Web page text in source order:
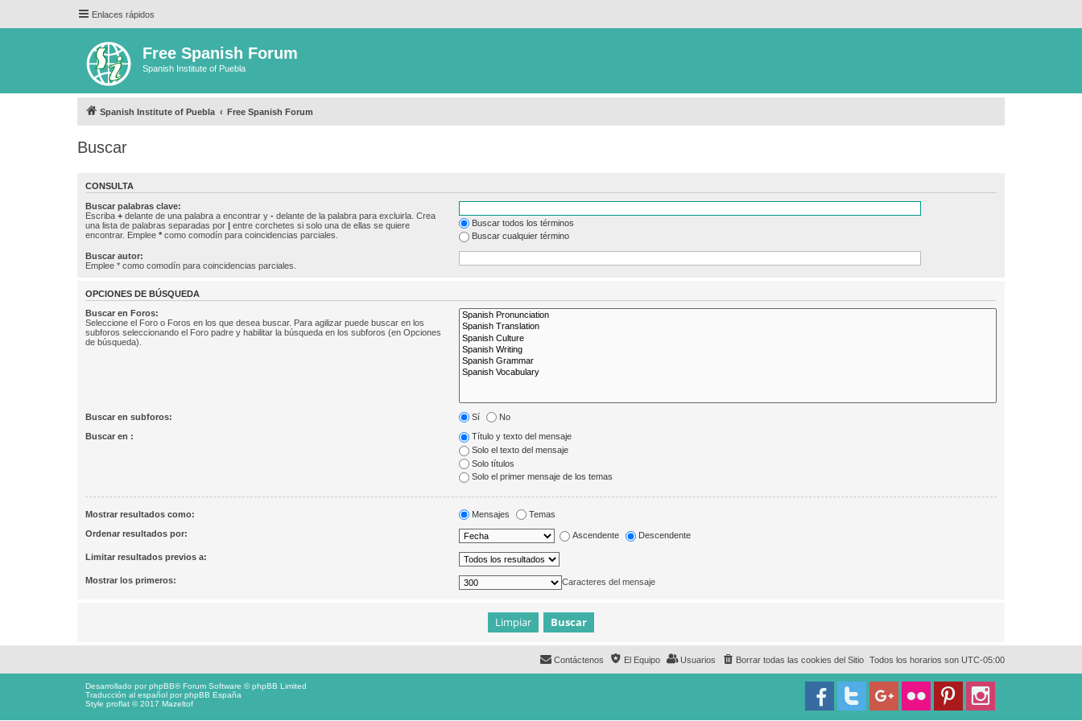
Enlaces rápidos
Free Spanish Forum
Spanish Institute of Puebla
Spanish Institute of Puebla Free Spanish Forum
Buscar
CONSULTA
Buscar palabras clave:
Escriba + delante de una palabra a encontrar y - delante de la palabra para excluirla. Crea
una lista de palabras separadas por | entre corchetes si solo una de ellas se quiere
encontrar. Emplee * como comodín para coincidencias parciales.
Buscar todos los términos
Buscar cualquier término
Buscar autor:
Emplee * como comodín para coincidencias parciales.
OPCIONES DE BÚSQUEDA
Buscar en Foros:
Seleccione el Foro o Foros en los que desea buscar. Para agilizar puede buscar en los
subforos seleccionando el Foro padre y habilitar la búsqueda en los subforos (en Opciones
de búsqueda).
Buscar en subforos: Sí No
Buscar en :
Título y texto del mensaje
Solo el texto del mensaje
Solo títulos
Solo el primer mensaje de los temas
Mostrar resultados como: Mensajes Temas
Ordenar resultados por: Ascendente Descendente
Limitar resultados previos a:
Mostrar los primeros: Caracteres del mensaje
Todos los horarios son UTC-05:00
Borrar todas las cookies del Sitio
Usuarios
El Equipo
Contáctenos
Desarrollado porphpBB® Forum Software © phpBB Limited
Traducción al español porphpBB España
Style proflat © 2017 Mazeltof